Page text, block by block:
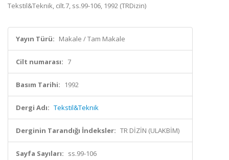
Tekstil&Teknik, cilt.7, ss.99-106, 1992 (TRDizin)
Yayın Türü: Makale / Tam Makale
Cilt numarası: 7
Basım Tarihi: 1992
Dergi Adı: Tekstil&Teknik
Derginin Tarandığı İndeksler: TR DİZİN (ULAKBİM)
Sayfa Sayıları: ss.99-106